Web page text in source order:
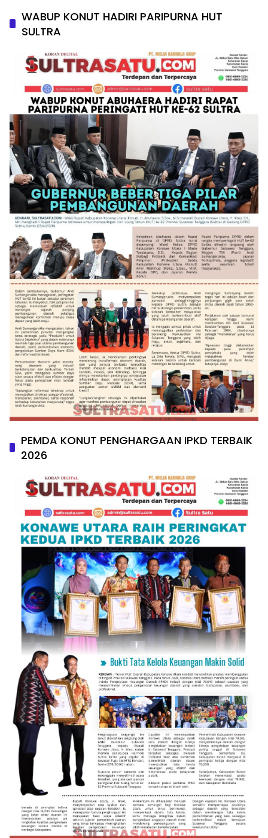
WABUP KONUT HADIRI PARIPURNA HUT
SULTRA
PEMDA KONUT PENGHARGAAN IPKD TERBAIK
2026